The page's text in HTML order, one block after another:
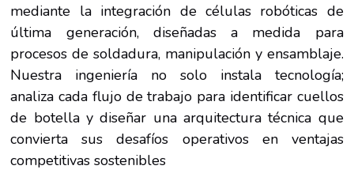
mediante la integración de células robóticas de
última generación, diseñadas a medida para
procesos de soldadura, manipulación y ensamblaje.
Nuestra ingeniería no solo instala tecnología;
analiza cada flujo de trabajo para identificar cuellos
de botella y diseñar una arquitectura técnica que
convierta sus desafíos operativos en ventajas
competitivas sostenibles